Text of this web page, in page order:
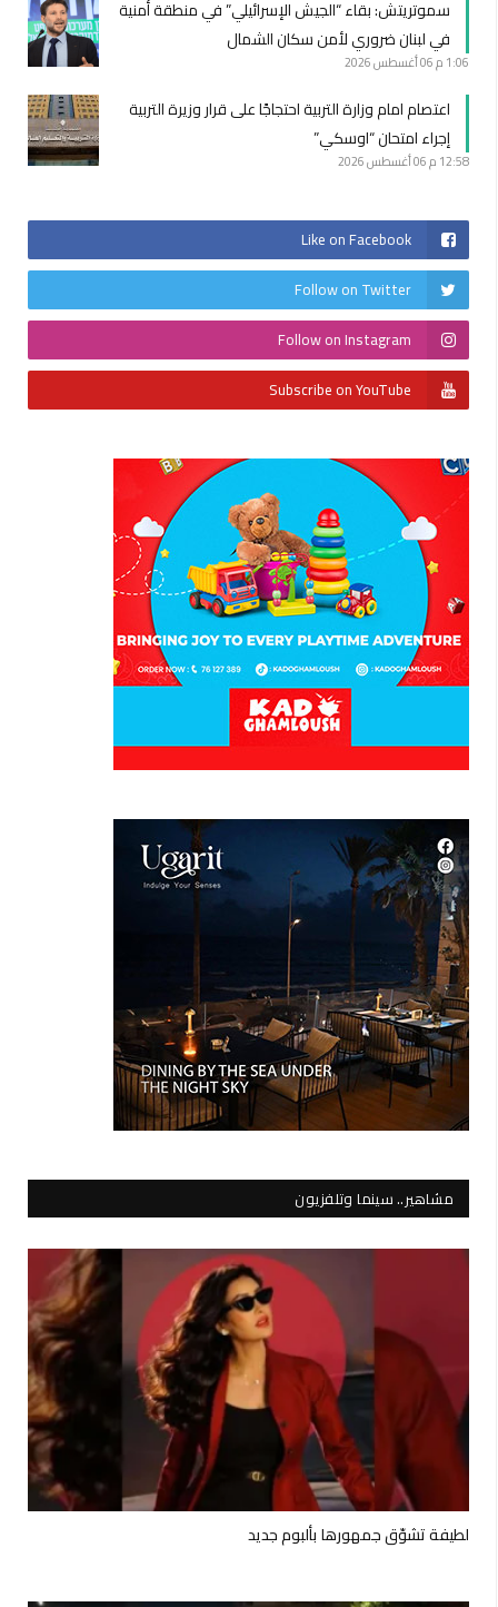
سموتريتش: بقاء “الجيش الإسرائيلي” في منطقة أمنية
في لبنان ضروري لأمن سكان الشمال
1:06 م 06 أغسطس 2026
اعتصام امام وزارة التربية احتجاجًا على قرار وزيرة التربية
إجراء امتحان “اوسكي”
12:58 م 06 أغسطس 2026
Like on Facebook
Follow on Twitter
Follow on Instagram
Subscribe on YouTube
مشاهير.. سينما وتلفزيون
لطيفة تشوّق جمهورها بألبوم جديد